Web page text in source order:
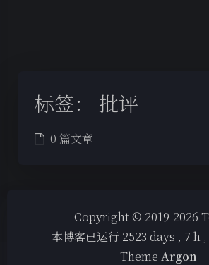
标签： 批评
0 篇文章
Copyright © 2019-2026
本博客已运行 2523 days , 7 h ,
Theme Argon